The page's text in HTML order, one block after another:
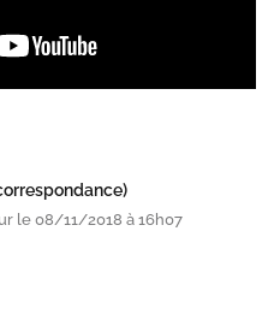
le 08/11/2018 à 16h07